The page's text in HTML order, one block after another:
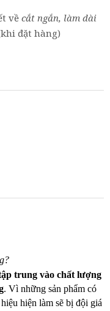
vềcắt ngắn, làm dài
đặt hàng)
trung vào chất lượng
. Vì những sản phẩm có
hiện làm sẽ bị đội giá